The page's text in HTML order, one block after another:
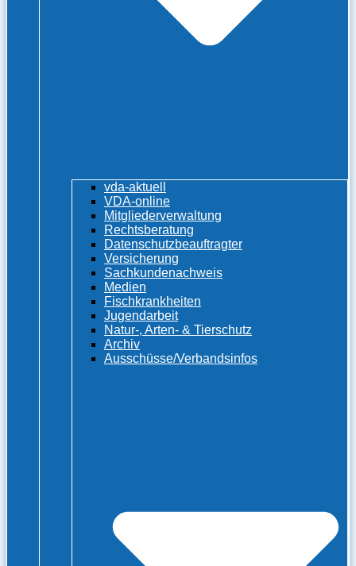
vda-aktuell
VDA-online
Mitgliederverwaltung
Rechtsberatung
Datenschutzbeauftragter
Versicherung
Sachkundenachweis
Medien
Fischkrankheiten
Jugendarbeit
Natur-, Arten- & Tierschutz
Archiv
Ausschüsse/Verbandsinfos